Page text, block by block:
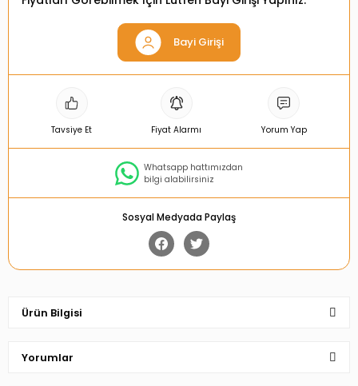
Bayi Girişi
Tavsiye Et Fiyat Alarmı Yorum Yap
Whatsapp hattımızdan
bilgi alabilirsiniz
Sosyal Medyada Paylaş
Ürün Bilgisi
Yorumlar